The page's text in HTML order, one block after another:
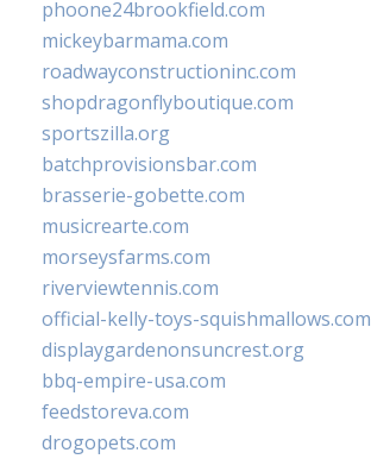
phoone24brookfield.com
mickeybarmama.com
roadwayconstructioninc.com
shopdragonflyboutique.com
sportszilla.org
batchprovisionsbar.com
brasserie-gobette.com
musicrearte.com
morseysfarms.com
riverviewtennis.com
official-kelly-toys-squishmallows.com
displaygardenonsuncrest.org
bbq-empire-usa.com
feedstoreva.com
drogopets.com